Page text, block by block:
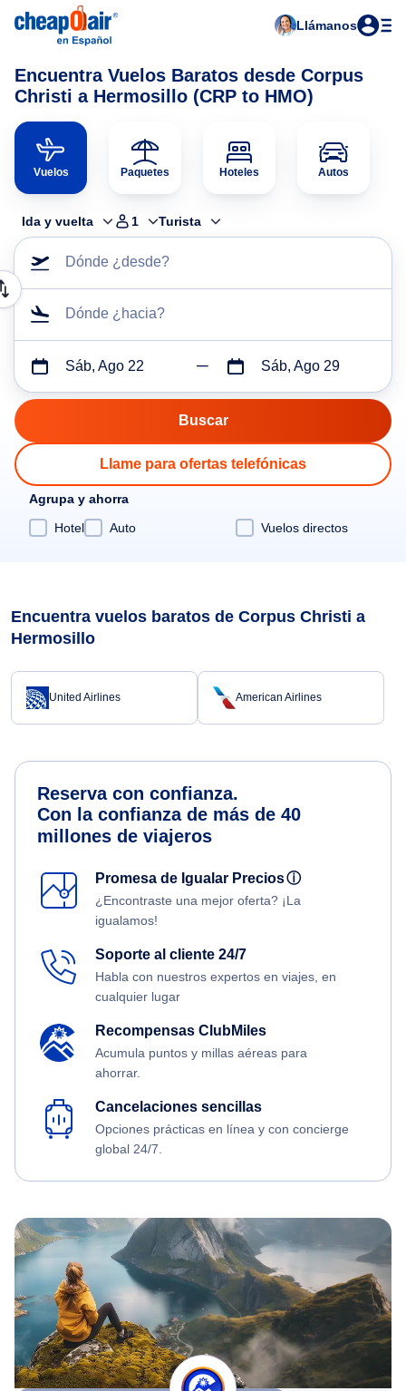
Llámanos
Encuentra Vuelos Baratos desde Corpus
Christi a Hermosillo (CRP to HMO)
Vuelos Paquetes Hoteles Autos
Ida y vuelta 1 Turista
Dónde ¿desde?
Dónde ¿hacia?
Sáb, Ago 22 Sáb, Ago 29
Llame para ofertas telefónicas
Agrupa y ahorra
Hotel
Auto Vuelos directos
Encuentra vuelos baratos de Corpus Christi a
Hermosillo
United Airlines American Airlines
Reserva con confianza.
Con la confianza de más de 40
millones de viajeros
Promesa de Igualar Preciosⓘ
¿Encontraste una mejor oferta? ¡La
igualamos!
Soporte al cliente 24/7
Habla con nuestros expertos en viajes, en
cualquier lugar
Recompensas ClubMiles
Acumula puntos y millas aéreas para
ahorrar.
Cancelaciones sencillas
Opciones prácticas en línea y con concierge
global 24/7.